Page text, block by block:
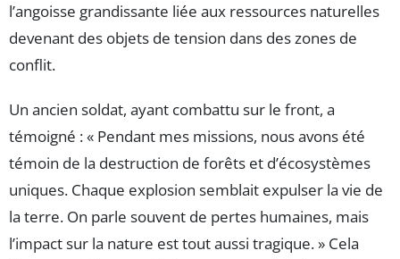
l’angoisse grandissante liée aux ressources naturelles
devenant des objets de tension dans des zones de
conflit.
Un ancien soldat, ayant combattu sur le front, a
témoigné : « Pendant mes missions, nous avons été
témoin de la destruction de forêts et d’écosystèmes
uniques. Chaque explosion semblait expulser la vie de
la terre. On parle souvent de pertes humaines, mais
l’impact sur la nature est tout aussi tragique. » Cela